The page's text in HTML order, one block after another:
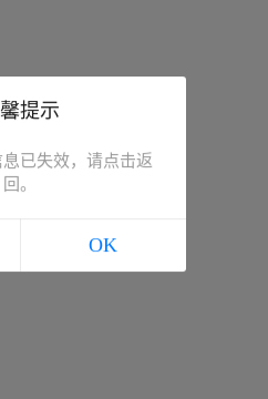
提示
已失效，请点击返
回。
OK